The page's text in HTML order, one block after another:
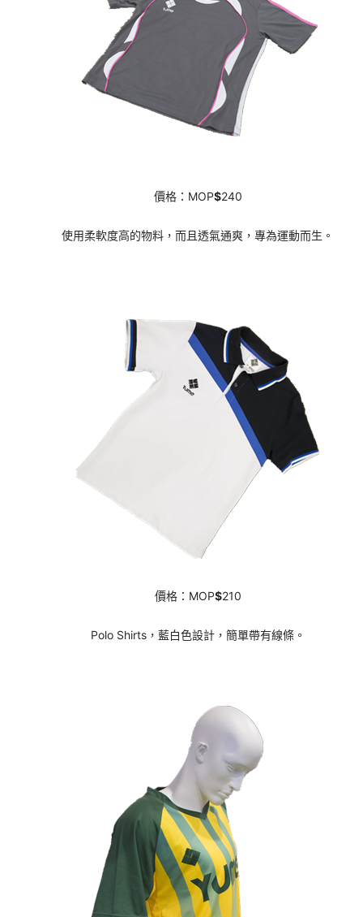
價格：MOP$240
使用柔軟度高的物料，而且透氣通爽，專為運動而生。
價格：MOP$210
Polo Shirts，藍白色設計，簡單帶有線條。